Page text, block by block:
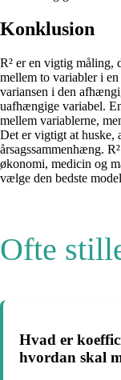
Konklusion
R² er en vigtig måling,
mellem to variabler i
variansen i den
uafhængige variabel.
mellem variablerne,
Det er vigtigt at huske,
årsagssammenhæng.
økonomi, medicin og
vælge den bedste
Ofte
Hvad er
hvordan skal